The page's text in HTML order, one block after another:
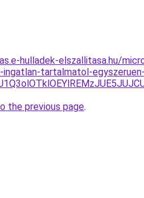
hulladek-elszallitasa.hu/
tartalmatol-
the previous page.